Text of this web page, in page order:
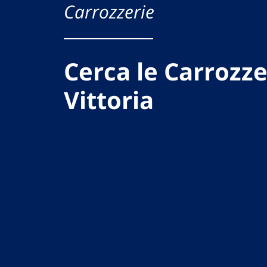
Carrozzerie
Cerca le
Vittoria